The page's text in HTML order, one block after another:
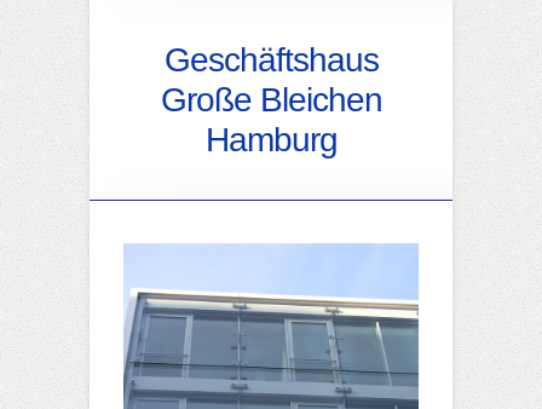
Geschäftshaus
Große Bleichen
Hamburg